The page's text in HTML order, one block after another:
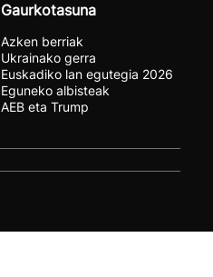
Gaurkotasuna
Azken berriak
Ukrainako gerra
Euskadiko lan egutegia 2026
Eguneko albisteak
AEB eta Trump